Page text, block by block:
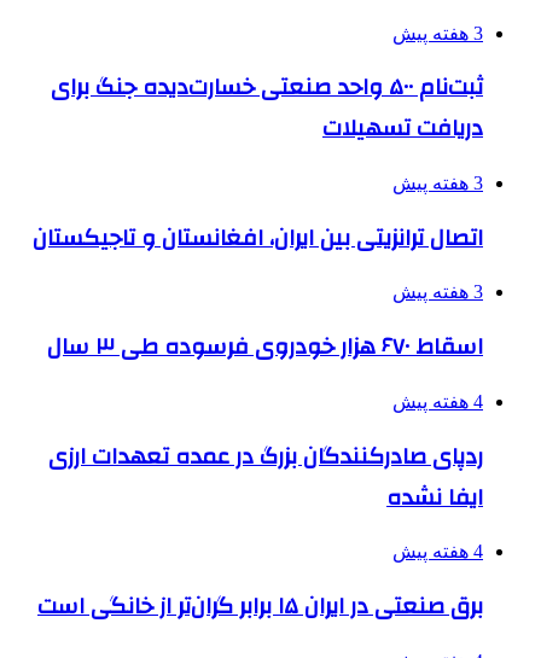
3 هفته پیش
ثبت‌نام ۵۰۰ واحد صنعتی خسارت‌دیده جنگ برای
دریافت تسهیلات
3 هفته پیش
اتصال ترانزیتی بین ایران، افغانستان و تاجیکستان
3 هفته پیش
اسقاط ۶۷۰ هزار خودروی فرسوده طی ۳ سال
4 هفته پیش
ردپای صادرکنندگان بزرگ در عمده تعهدات ارزی
ایفا نشده
4 هفته پیش
برق صنعتی در ایران ۱۵ برابر گران‌تر از خانگی است